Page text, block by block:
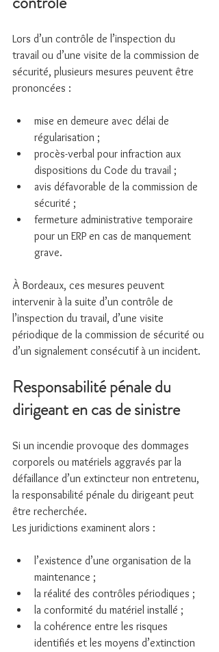
Lors d’un contrôle de l’inspection du
travail ou d’une visite de la commission de
sécurité, plusieurs mesures peuvent être
prononcées :
mise en demeure avec délai de
régularisation ;
procès-verbal pour infraction aux
dispositions du Code du travail ;
avis défavorable de la commission de
sécurité ;
fermeture administrative temporaire
pour un ERP en cas de manquement
grave.
À Bordeaux, ces mesures peuvent
intervenir à la suite d’un contrôle de
l’inspection du travail, d’une visite
périodique de la commission de sécurité ou
d’un signalement consécutif à un incident.
Responsabilité pénale du
dirigeant en cas de sinistre
Si un incendie provoque des dommages
corporels ou matériels aggravés par la
défaillance d’un extincteur non entretenu,
la responsabilité pénale du dirigeant peut
être recherchée.
Les juridictions examinent alors :
l’existence d’une organisation de la
maintenance ;
la réalité des contrôles périodiques ;
la conformité du matériel installé ;
la cohérence entre les risques
identifiés et les moyens d’extinction